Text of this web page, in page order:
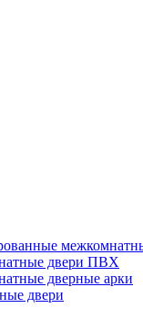
двери ПВХ
дверные арки
двери